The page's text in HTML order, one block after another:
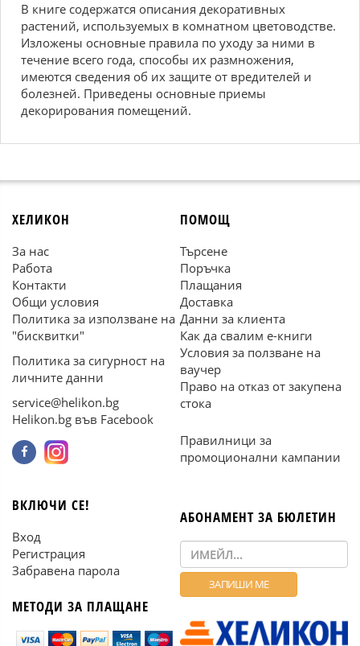
В книге содержатся описания декоративных
растений, используемых в комнатном цветоводстве.
Изложены основные правила по уходу за ними в
течение всего года, способы их размножения,
имеются сведения об их защите от вредителей и
болезней. Приведены основные приемы
декорирования помещений.
ХЕЛИКОН
За нас
Работа
Контакти
Общи условия
Политика за използване на
"бисквитки"
Политика за сигурност на
личните данни
service@helikon.bg
Helikon.bg във Facebook
ПОМОЩ
Търсене
Поръчка
Плащания
Доставка
Данни за клиента
Как да свалим е-книги
Условия за ползване на
ваучер
Право на отказ от закупена
стока
Правилници за
промоционални кампании
ВКЛЮЧИ СЕ!
Вход
Регистрация
Забравена парола
МЕТОДИ ЗА ПЛАЩАНЕ
АБОНАМЕНТ ЗА БЮЛЕТИН